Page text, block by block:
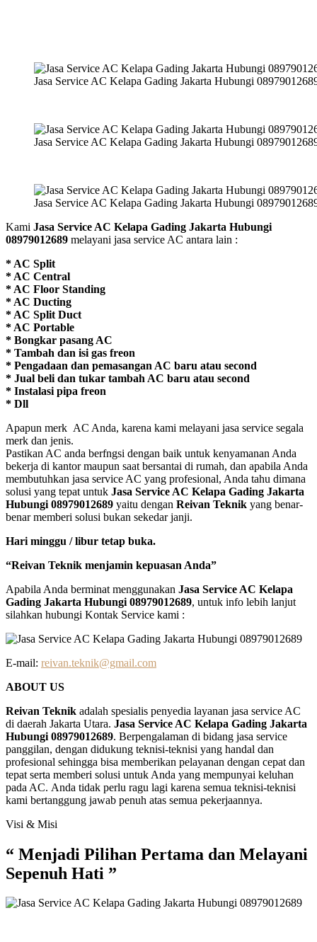
Jasa Service AC Kelapa Gading Jakarta Hubungi
Jasa Service AC Kelapa Gading Jakarta Hubungi
Jasa Service AC Kelapa Gading Jakarta Hubungi
Kami Jasa Service AC Kelapa Gading Jakarta Hubungi
08979012689 melayani jasa service AC antara lain :
* AC Split
* AC Central
* AC Floor Standing
* AC Ducting
* AC Split Duct
* AC Portable
* Bongkar pasang AC
* Tambah dan isi gas freon
* Pengadaan dan pemasangan AC baru atau second
* Jual beli dan tukar tambah AC baru atau second
* Instalasi pipa freon
* Dll
Apapun merk AC Anda, karena kami melayani jasa service segala
merk dan jenis.
Pastikan AC anda berfngsi dengan baik untuk kenyamanan Anda
bekerja di kantor maupun saat bersantai di rumah, dan apabila Anda
membutuhkan jasa service AC yang profesional, Anda tahu dimana
solusi yang tepat untuk Jasa Service AC Kelapa Gading Jakarta
Hubungi 08979012689 yaitu dengan Reivan Teknik yang benar-
benar memberi solusi bukan sekedar janji.
Hari minggu / libur tetap buka.
“Reivan Teknik menjamin kepuasan Anda”
Apabila Anda berminat menggunakan Jasa Service AC Kelapa
Gading Jakarta Hubungi 08979012689, untuk info lebih lanjut
silahkan hubungi Kontak Service kami :
E-mail: reivan.teknik@gmail.com
ABOUT US
Reivan Teknik adalah spesialis penyedia layanan jasa service AC
di daerah Jakarta Utara. Jasa Service AC Kelapa Gading Jakarta
Hubungi 08979012689. Berpengalaman di bidang jasa service
panggilan, dengan didukung teknisi-teknisi yang handal dan
profesional sehingga bisa memberikan pelayanan dengan cepat dan
tepat serta memberi solusi untuk Anda yang mempunyai keluhan
pada AC. Anda tidak perlu ragu lagi karena semua teknisi-teknisi
kami bertanggung jawab penuh atas semua pekerjaannya.
Visi & Misi
“ Menjadi Pilihan Pertama dan Melayani
Sepenuh Hati ”